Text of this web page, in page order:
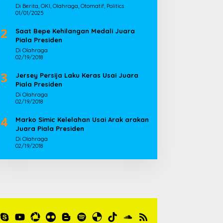
Di Berita, OKI, Olahraga, Otomatif, Politics
01/01/2025
2
Saat Bepe Kehilangan Medali Juara
Piala Presiden
Di Olahraga
02/19/2018
3
Jersey Persija Laku Keras Usai Juara
Piala Presiden
Di Olahraga
02/19/2018
4
Marko Simic Kelelahan Usai Arak arakan
Juara Piala Presiden
Di Olahraga
02/19/2018